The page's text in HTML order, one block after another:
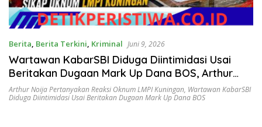
Berita, Berita Terkini, Kriminal Juni 9, 2026
Wartawan KabarSBI Diduga Diintimidasi Usai
Beritakan Dugaan Mark Up Dana BOS, Arthur
Noija Pertanyakan Reaksi Oknum LMPI Kuningan
Arthur Noija Pertanyakan Reaksi Oknum LMPI Kuningan, Wartawan KabarSBI
Diduga Diintimidasi Usai Beritakan Dugaan Mark Up Dana BOS